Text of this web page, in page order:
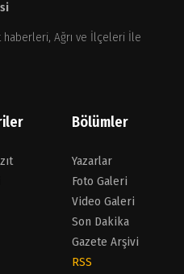
haberleri, Ağrı ve İlçeleri İle
Bölümler
Yazarlar
Foto Galeri
Video Galeri
Son Dakika
Gazete Arşivi
RSS